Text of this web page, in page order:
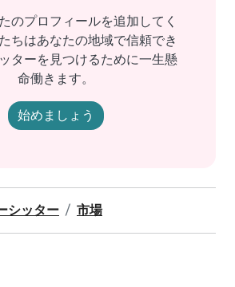
のプロフィールを追加してく
ちはあなたの地域で信頼でき
ターを見つけるために一生懸
命働きます。
始めましょう
シッター 市場